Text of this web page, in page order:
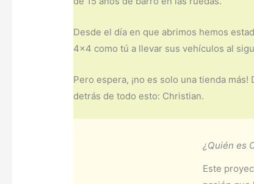
Desde el día en que abrimos hemos
4×4 como tú a llevar sus vehículos al
Pero espera, ¡no es solo una tienda
detrás de todo esto: Christian.
¿Quién es
Este